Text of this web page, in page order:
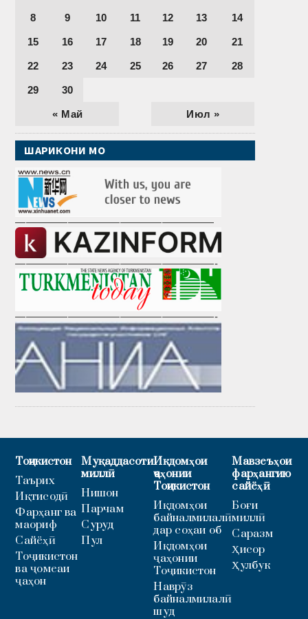
« Май Июл »
8 9 10 11 12 13 14
15 16 17 18 19 20 21
22 23 24 25 26 27 28
29 30
ШАРИКОНИ МО
———————————————————
———————————————————-
———————————————————-
Тоҷикистон
Таърих
Иқтисодӣ
Фарҳанг ва
маориф
Сайёҳӣ
Тоҷикистон
ва ҷомеаи
ҷаҳон
Муқаддасоти
миллӣ
Нишон
Парчам
Суруд
Пул
Иқдомҳои
ҷаҳонии
Тоҷикистон
Иқдомҳои
байналмилалӣ
дар соҳаи об
Иқдомҳои
ҷаҳонии
Тоҷикистон
Наврӯз
байналмилалӣ
шуд
Мавзеъҳои
фарҳангию
сайёҳӣ
Боғи
миллӣ
Саразм
Ҳисор
Ҳулбук